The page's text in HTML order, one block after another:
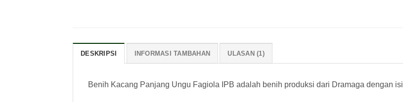
DESKRIPSI INFORMASI TAMBAHAN ULASAN (1)
Benih Kacang Panjang Ungu Fagiola IPB adalah benih produksi dari Dramaga dengan